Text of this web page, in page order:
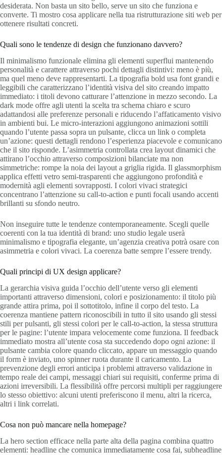
desiderata. Non basta un sito bello, serve un sito che funziona e
converte. Ti mostro cosa applicare nella tua ristrutturazione siti web per
ottenere risultati concreti.
Quali sono le tendenze di design che funzionano davvero?
Il minimalismo funzionale elimina gli elementi superflui mantenendo
personalità e carattere attraverso pochi dettagli distintivi: meno è più,
ma quel meno deve rappresentarti. La tipografia bold usa font grandi e
leggibili che caratterizzano l’identità visiva del sito creando impatto
immediato: i titoli devono catturare l’attenzione in mezzo secondo. La
dark mode offre agli utenti la scelta tra schema chiaro e scuro
adattandosi alle preferenze personali e riducendo l’affaticamento visivo
in ambienti bui. Le micro-interazioni aggiungono animazioni sottili
quando l’utente passa sopra un pulsante, clicca un link o completa
un’azione: questi dettagli rendono l’esperienza piacevole e comunicano
che il sito risponde. L’asimmetria controllata crea layout dinamici che
attirano l’occhio attraverso composizioni bilanciate ma non
simmetriche: rompe la noia dei layout a griglia rigida. Il glassmorphism
applica effetti vetro semi-trasparenti che aggiungono profondità e
modernità agli elementi sovrapposti. I colori vivaci strategici
concentrano l’attenzione su call-to-action e punti focali usando accenti
brillanti su sfondo neutro.
Non inseguire tutte le tendenze contemporaneamente. Scegli quelle
coerenti con la tua identità di brand: uno studio legale userà
minimalismo e tipografia elegante, un’agenzia creativa potrà osare con
asimmetria e colori vivaci. La coerenza batte sempre l’essere trendy.
Quali principi di UX design applicare?
La gerarchia visiva guida l’occhio dell’utente verso gli elementi
importanti attraverso dimensioni, colori e posizionamento: il titolo più
grande attira prima, poi il sottotitolo, infine il corpo del testo. La
coerenza mantiene pattern riconoscibili in tutto il sito usando gli stessi
stili per pulsanti, gli stessi colori per le call-to-action, la stessa struttura
per le pagine: l’utente impara velocemente come funziona. Il feedback
immediato mostra all’utente cosa sta succedendo dopo ogni azione: il
pulsante cambia colore quando cliccato, appare un messaggio quando
il form è inviato, uno spinner ruota durante il caricamento. La
prevenzione degli errori anticipa i problemi attraverso validazione in
tempo reale dei campi, messaggi chiari sui requisiti, conferme prima di
azioni irreversibili. La flessibilità offre percorsi multipli per raggiungere
lo stesso obiettivo: alcuni utenti preferiscono il menu, altri la ricerca,
altri i link correlati.
Cosa non può mancare nella homepage?
La hero section efficace nella parte alta della pagina combina quattro
elementi: headline che comunica immediatamente cosa fai, subheadline